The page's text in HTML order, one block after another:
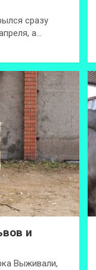
сразу
а…
и
Выживали,